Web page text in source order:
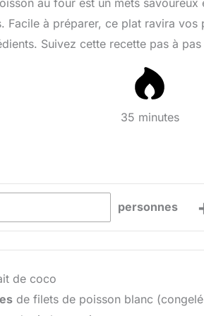
au four est un mets
Facile à préparer, ce plat ravira
Suivez cette recette pas à
35 minutes
personnes
de coco
de filets de poisson blanc